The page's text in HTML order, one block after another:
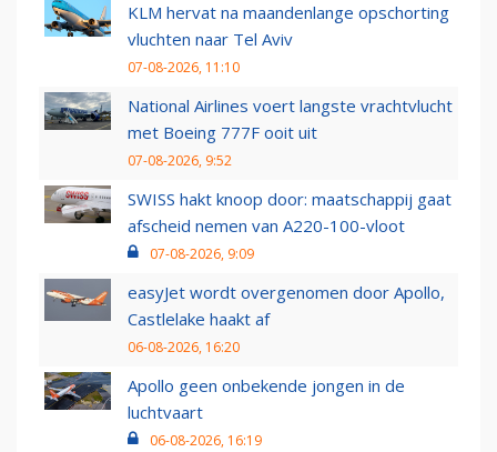
KLM hervat na maandenlange opschorting
vluchten naar Tel Aviv
07-08-2026, 11:10
National Airlines voert langste vrachtvlucht
met Boeing 777F ooit uit
07-08-2026, 9:52
SWISS hakt knoop door: maatschappij gaat
afscheid nemen van A220-100-vloot
07-08-2026, 9:09
easyJet wordt overgenomen door Apollo,
Castlelake haakt af
06-08-2026, 16:20
Apollo geen onbekende jongen in de
luchtvaart
06-08-2026, 16:19